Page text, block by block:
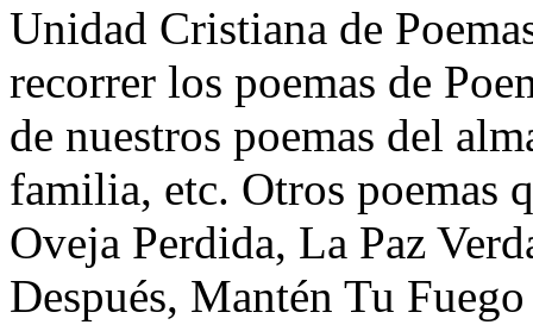
Unidad Cristiana de
recorrer los poemas de
de nuestros poemas del
familia, etc. Otros poemas
Oveja Perdida, La Paz
Después, Mantén Tu